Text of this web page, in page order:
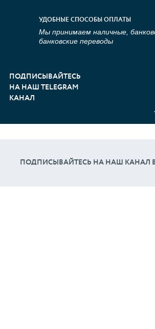
УДОБНЫЕ СПОСОБЫ ОПЛАТЫ
Мы принимаем наличные,
банковские переводы
ПОДПИСЫВАЙТЕСЬ
НА НАШ TELEGRAM
КАНАЛ
ПОДПИСЫВАЙТЕСЬ НА НАШ КАНАЛ